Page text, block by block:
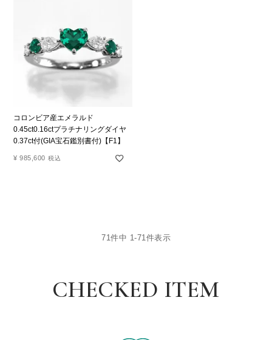
コロンビア産エメラルド
0.45ct0.16ctプラチナリングダイヤ
0.37ct付(GIA宝石鑑別書付)【F1】
¥ 985,600 税込
71件中 1-71 件表示
CHECKED ITEM